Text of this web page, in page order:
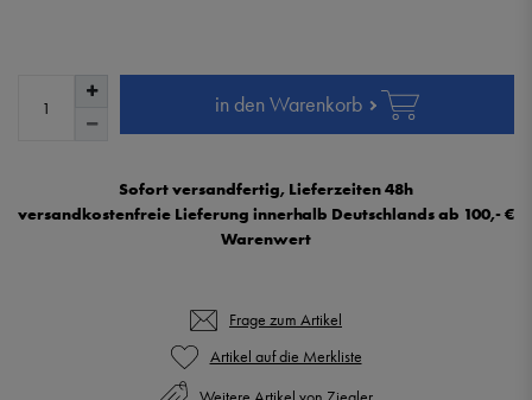
in den Warenkorb
Sofort versandfertig, Lieferzeiten 48h
versandkostenfreie Lieferung innerhalb Deutschlands ab 100,- €
Warenwert
Frage zum Artikel